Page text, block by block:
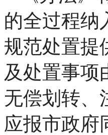
的全过程纳
规范处置提
及处置事项
无偿划转、
应报市政府